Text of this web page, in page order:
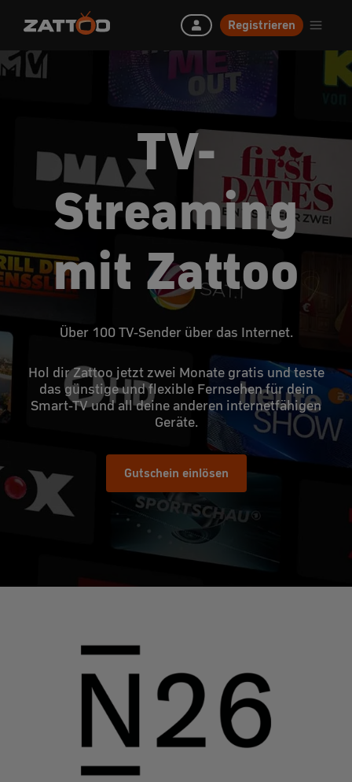
Registrieren
TV-
Streaming
mit Zattoo
Über 100 TV-Sender über das Internet.
Hol dir Zattoo jetzt zwei Monate gratis und teste
das günstige und flexible Fernsehen für dein
Smart-TV und all deine anderen internetfähigen
Geräte.
Gutschein einlösen